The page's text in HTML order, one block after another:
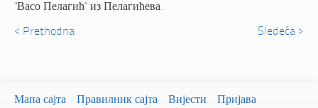
"Васо Пелагић" из Пелагићева.
< Prethodna Sledeća >
Мапа сајта Правилник сајта Вијести Пријава